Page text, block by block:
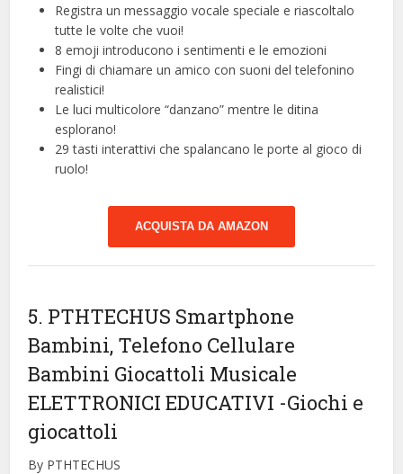
Registra un messaggio vocale speciale e riascoltalo
tutte le volte che vuoi!
8 emoji introducono i sentimenti e le emozioni
Fingi di chiamare un amico con suoni del telefonino
realistici!
Le luci multicolore “danzano” mentre le ditina
esplorano!
29 tasti interattivi che spalancano le porte al gioco di
ruolo!
ACQUISTA DA AMAZON
5. PTHTECHUS Smartphone
Bambini, Telefono Cellulare
Bambini Giocattoli Musicale
ELETTRONICI EDUCATIVI -Giochi e
giocattoli
By PTHTECHUS